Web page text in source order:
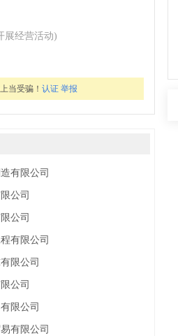
展经营活动)
当受骗！ 认证 举报
有限公司
公司
公司
有限公司
限公司
公司
限公司
有限公司